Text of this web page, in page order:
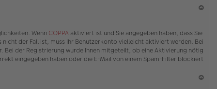
b
h
o
b
en
Wenn COPPA aktiviert ist und Sie angegeben haben, dass Sie
nicht der Fall ist, muss Ihr Benutzerkonto vielleicht aktiviert werden. Bei
Bei der Registrierung wurde Ihnen mitgeteilt, ob eine Aktivierung nötig
eingegeben haben oder die E-Mail von einem Spam-Filter blockiert